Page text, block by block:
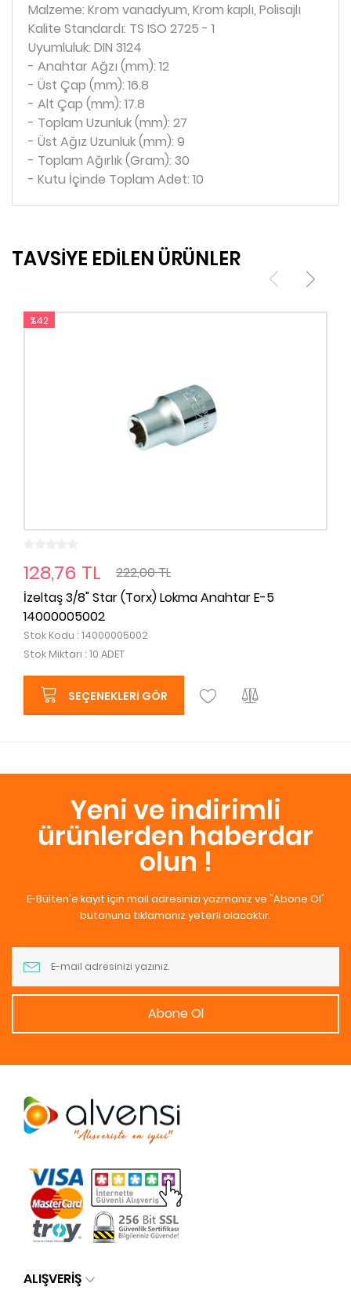
Malzeme: Krom vanadyum, Krom kaplı, Polisajlı
Kalite Standardı: TS ISO 2725 - 1
Uyumluluk: DIN 3124
- Anahtar Ağzı (mm): 12
- Üst Çap (mm): 16.8
- Alt Çap (mm): 17.8
- Toplam Uzunluk (mm): 27
- Üst Ağız Uzunluk (mm): 9
- Toplam Ağırlık (Gram): 30
- Kutu İçinde Toplam Adet: 10
TAVSİYE EDİLEN ÜRÜNLER
%42
128,76 TL
222,00 TL
İzeltaş 3/8" Star (Torx) Lokma Anahtar E-5
14000005002
Stok Kodu : 14000005002
Stok Miktarı : 10 ADET
SEÇENEKLERI GÖR
Yeni ve indirimli
ürünlerden haberdar
olun !
E-Bülten'e kayıt için mail adresinizi yazmanız ve "Abone Ol"
butonuna tıklamanız yeterli olacaktır.
Abone Ol
ALIŞVERİŞ